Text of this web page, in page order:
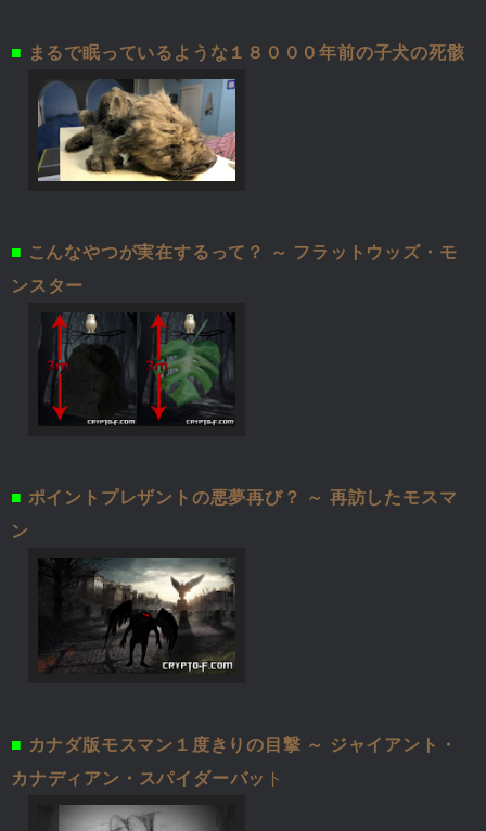
■ まるで眠っているような１８０００年前の子犬の死骸
■ こんなやつが実在するって？ ～ フラットウッズ・モ
ンスター
■ ポイントプレザントの悪夢再び？ ～ 再訪したモスマ
ン
■ カナダ版モスマン１度きりの目撃 ～ ジャイアント・
カナディアン・スパイダーバッ ト